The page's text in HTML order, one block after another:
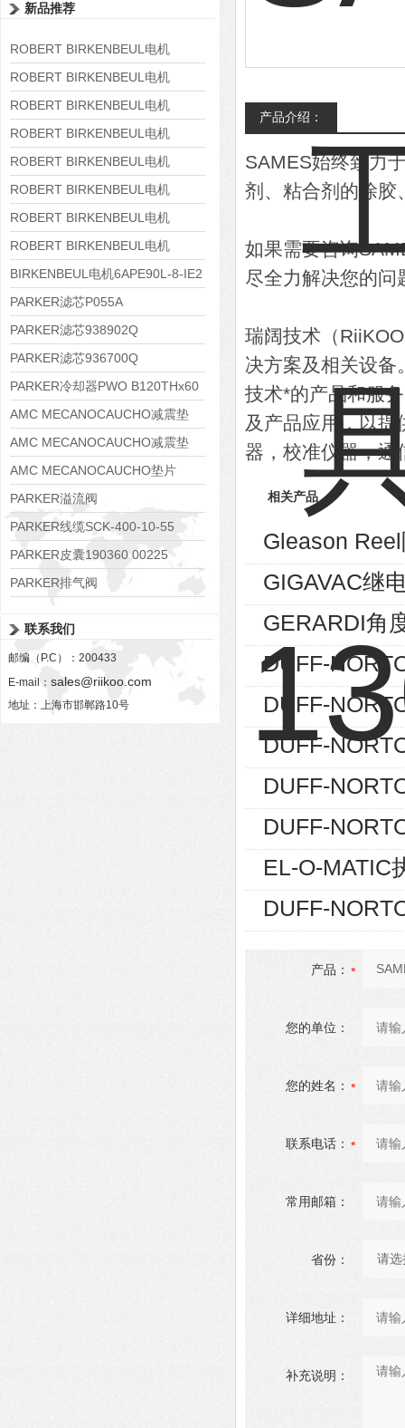
新品推荐
ROBERT BIRKENBEUL电机
8APE225M-4-IE3
ROBERT BIRKENBEUL电机
8APE180L-4 IE3
ROBERT BIRKENBEUL电机
8APE160M-6 IE3
ROBERT BIRKENBEUL电机
8APE160L-4-IE3
ROBERT BIRKENBEUL电机
8APE112M-6K-IE3
ROBERT BIRKENBEUL电机
8APE100L-2 IE3
ROBERT BIRKENBEUL电机
8APE90S-4 IE3
ROBERT BIRKENBEUL电机
8APE80M-2K-IE3
BIRKENBEUL电机6APE90L-8-IE2
PARKER滤芯P055A
PARKER滤芯938902Q
PARKER滤芯936700Q
PARKER冷却器PWO B120THx60
AMC MECANOCAUCHO减震垫
138552
AMC MECANOCAUCHO减震垫
138551
AMC MECANOCAUCHO垫片
608074
PARKER溢流阀
RE06M35W2N1KWXG087
PARKER线缆SCK-400-10-55
PARKER皮囊190360 00225
PARKER排气阀
联系我们
邮编（P.C）：200433
E-mail： sales@riikoo.com
地址：上海市邯郸路10号
产品介绍：
SAMES始终致力
剂、粘合剂的涂胶
如果需要咨询
尽全力解决您的问
瑞阔技术（
决方案及相关设备
技术*的产品和服
及产品应用，以提
器，校准仪器，通
相关产品
Gleason
GIGAVAC继
GERARDI角
DUFF-
DUFF-
DUFF-
DUFF-
DUFF-
EL-O-MATIC
DUFF-
产品：
您的单位：
您的姓名：
联系电话：
常用邮箱：
省份：
详细地址：
补充说明：